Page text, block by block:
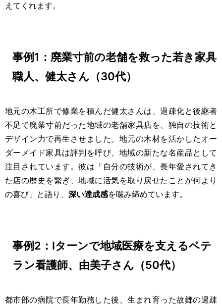
えてくれます。
事例1：廃業寸前の老舗を救った若き家具
職人、健太さん（30代）
地元の木工所で修業を積んだ健太さんは、過疎化と後継者
不足で廃業寸前だった地域の老舗家具店を、独自の技術と
デザイン力で再生させました。地元の木材を活かしたオー
ダーメイド家具は評判を呼び、地域の新たな名産品として
注目されています。彼は「自分の技術が、長年愛されてき
た店の歴史を繋ぎ、地域に活気を取り戻せたことが何より
の喜び」と語り、 深い達成感を噛み締めています。
事例2：Iターンで地域医療を支えるベテ
ラン看護師、由美子さん（50代）
都市部の病院で長年勤務した後、生まれ育った故郷の過疎